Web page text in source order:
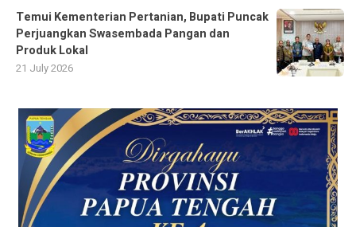
Temui Kementerian Pertanian, Bupati Puncak
Perjuangkan Swasembada Pangan dan
Produk Lokal
21 July 2026